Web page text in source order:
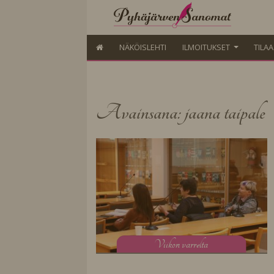
NÄKÖISLEHTI ILMOITUKSET
Avainsana: jaana taipale
Viikon varrelta